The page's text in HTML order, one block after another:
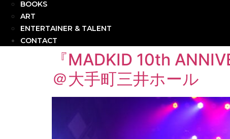
BOOKS
ART
ENTERTAINER & TALENT
CONTACT
『MADKID 10th
＠大手町三井ホール